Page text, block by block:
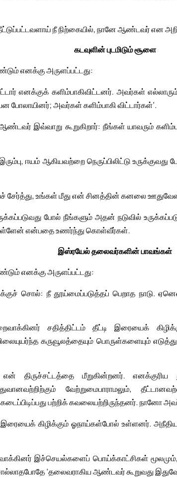
நீ நிற்கையில், நானே ஆண்டவர் என
கடவுளின் புடமிடும் சூளை
எனக்கு அருளப்பட்டது:
எனக்குக் களிம்பாகிவிட்டனர். அவர்கள்
போலாயினர்; அவர்கள் களிம்பாகி விட்டார்கள்’.
இவ்வாறு கூறுகிறார்: நீங்கள் யாவரும்
ஈயம் ஆகியவற்றை நெருப்பிலிட்டு உருக்குவது
உங்கள் மீது என் சினத்தின் கனலை ஊதுவேன்.
போல் நீங்களும் அதன் நடுவில்
என்பதை உணர்ந்து கொள்வீர்கள்.
இஸ்ரயேல் தலைவர்களின் பாவங்கள்
எனக்கு அருளப்பட்டது:
சொல்: நீ தூய்மைப்படுத்தப் பெறாத நாடு.
சதித்திட்டம் தீட்டி இரையைக்
கருவூலத்தையும் பொருள்களையும்
திருச்சட்டத்தை மீறுகின்றனர். எனக்குரிய
வேற்றுமைபாராமலும்,
பற்றிக் கவலையற்றிருந்தனர். நானோ
கிழிக்கும் ஓநாய்கள்போல் உள்ளனர்.
இச்செயல்களைப் பொய்க்காட்சிகள் மூலமும்,
‘தலைவராகிய ஆண்டவர் கூறுவது